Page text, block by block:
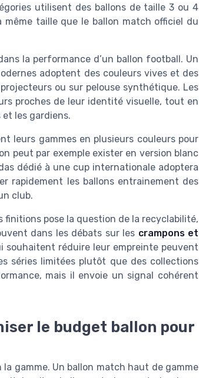
utilisent des ballons de taille 3 ou 4
même taille que le ballon match officiel du
la performance d’un ballon football. Un
adoptent des couleurs vives et des
ou sur pelouse synthétique. Les
proches de leur identité visuelle, tout en
les gardiens.
leurs gammes en plusieurs couleurs pour
peut par exemple exister en version blanc
dédié à une cup internationale adoptera
rapidement les ballons entrainement des
club.
pose la question de la recyclabilité,
dans les débats sur les crampons et
souhaitent réduire leur empreinte peuvent
séries limitées plutôt que des collections
mais il envoie un signal cohérent
le budget ballon pour
gamme. Un ballon match haut de gamme